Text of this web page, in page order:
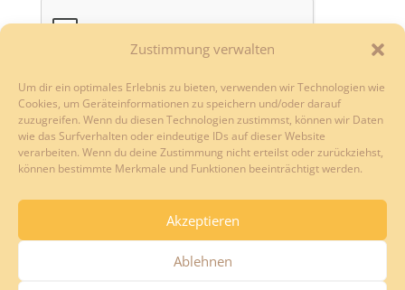
Zustimmung verwalten
Um dir ein optimales Erlebnis zu bieten, verwenden wir Technologien wie
Cookies, um Geräteinformationen zu speichern und/oder darauf
zuzugreifen. Wenn du diesen Technologien zustimmst, können wir Daten
wie das Surfverhalten oder eindeutige IDs auf dieser Website
verarbeiten. Wenn du deine Zustimmung nicht erteilst oder zurückziehst,
können bestimmte Merkmale und Funktionen beeinträchtigt werden.
Akzeptieren
Ablehnen
Anmelden
Privatsphäre-Einstellungen ändern